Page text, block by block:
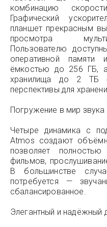
комбинацию
Графический
планшет прекрасным
просмотра
Пользователю
оперативной памяти
ёмкостью до 256 ГБ,
хранилища до 2 ТБ
перспективы для
Погружение в мир звука
Четыре динамика с
Atmos создают
позволяет
фильмов,
В большинстве
потребуется —
сбалансированное.
Элегантный и надёжный